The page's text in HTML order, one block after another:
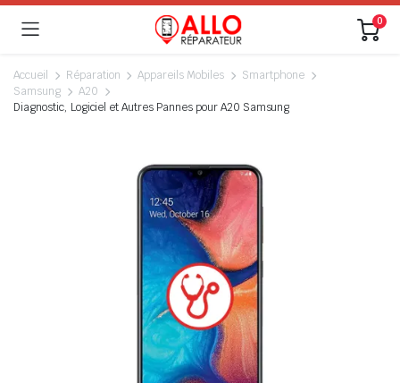
0
Accueil Réparation Appareils Mobiles
Smartphone
Samsung
A20
Diagnostic, Logiciel et Autres Pannes pour A20 Samsung